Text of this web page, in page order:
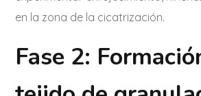
en la zona de la cicatrización.
Fase 2: